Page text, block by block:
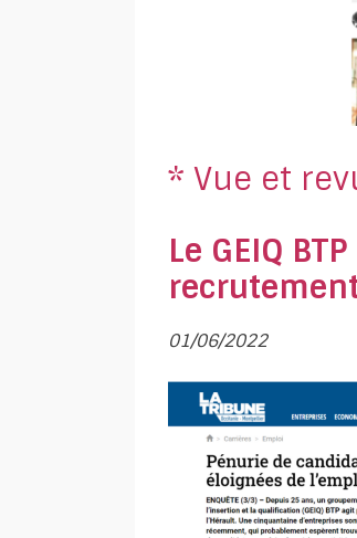
* Vue et
Le GEIQ
01/06/2022